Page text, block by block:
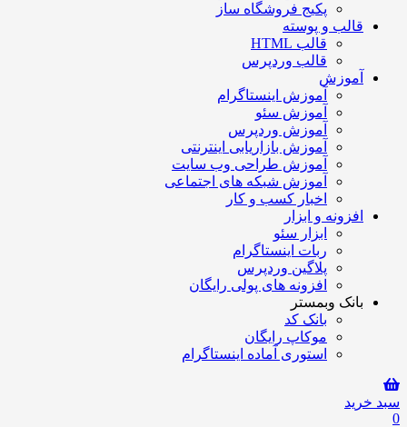
پکیج فروشگاه ساز
قالب و پوسته
قالب HTML
قالب وردپرس
آموزش
آموزش اینستاگرام
آموزش سئو
آموزش وردپرس
آموزش بازاریابی اینترنتی
آموزش طراحی وب سایت
آموزش شبکه های اجتماعی
اخبار کسب و کار
افزونه و ابزار
ابزار سئو
ربات اینستاگرام
پلاگین وردپرس
افزونه های پولی رایگان
بانک وبمستر
بانک کد
موکاپ رایگان
استوری آماده اینستاگرام
سبد خرید
0